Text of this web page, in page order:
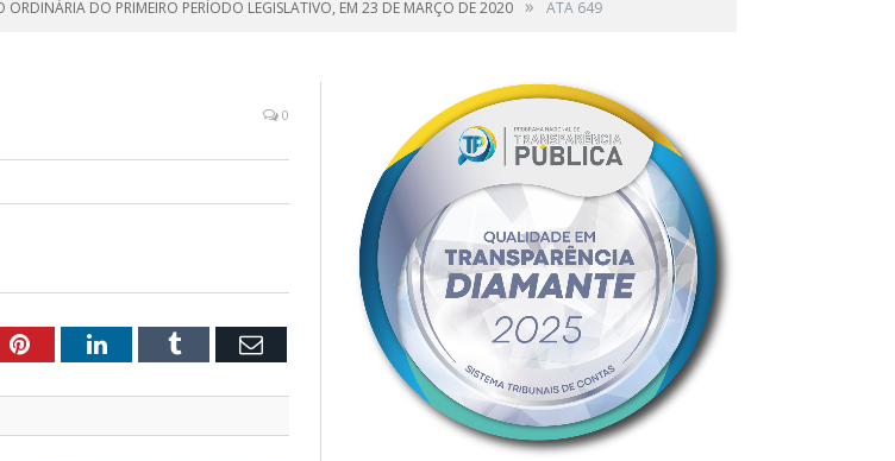
ORDINÁRIA DO PRIMEIRO PERÍODO LEGISLATIVO, EM 23 DE MARÇO DE 2020 » ATA 649
0
PinterestLinkedInTumblr Email